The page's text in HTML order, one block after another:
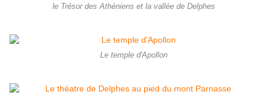
le Trésor des Athéniens et la vallée de Delphes
Le temple d'Apollon